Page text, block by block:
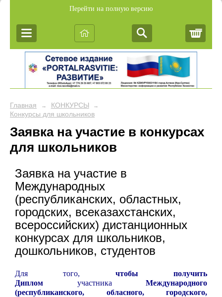
Перейти на полную версию
Главная → КОНКУРСЫ →
Конкурсы для школьников
Заявка на участие в конкурсах
для школьников
Заявка на участие в
Международных
(республиканских, областных,
городских, всеказахстанских,
всероссийских) дистанционных
конкурсах для школьников,
дошкольников, студентов
Для того, чтобы получить
Диплом участника
Международного
(республиканского, обласного, городского,